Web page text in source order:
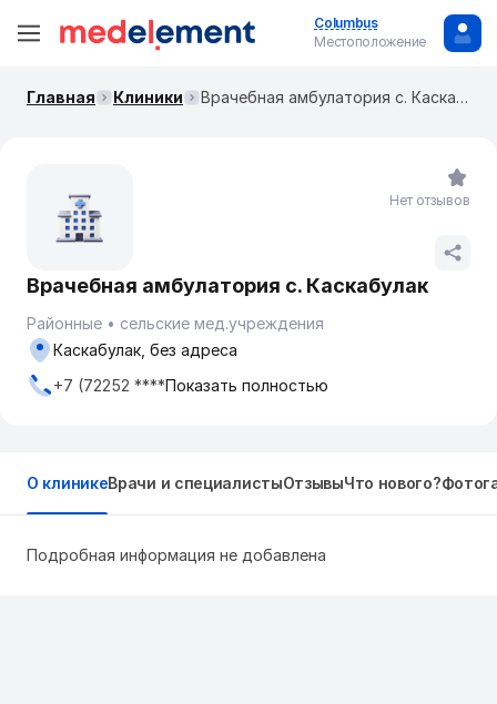
Columbus
Местоположение
Главная Клиники Врачебная амбулатория с. Каскабулак
Врачебная амбулатория с. Каскабулак
Районные
сельские мед.учреждения
Каскабулак, без адреса
+7 (72252 ****Показать полностью
Нет отзывов
О клиникеВрачи и специалистыОтзывыЧто нового?
Подробная информация не добавлена